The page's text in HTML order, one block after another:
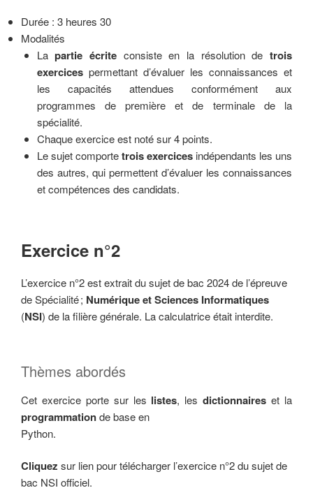
Durée : 3 heures 30
Modalités
Lapartie écriteconsiste en la résolution de trois
exercicespermettant d’évaluer les connaissances et
les capacités attendues conformément aux
programmes de première et de terminale de la
spécialité.
Chaque exercice est noté sur 4 points.
Le sujet comportetrois exercicesindépendants les uns
des autres, qui permettent d’évaluer les connaissances
et compétences des candidats.
Exercice n°2
L’exercice n°2 est extrait du sujet de bac 2024 de l’épreuve
de Spécialité ; Numérique etSciences Informatiques
(NSI) de la filière générale. La calculatrice était interdite.
Thèmes abordés
Cet exercice porte sur les listes, lesdictionnaires et la
programmationde base en
Python.
Cliquez sur lien pour télécharger l’exercice n°2 du sujet de
bac NSI officiel.